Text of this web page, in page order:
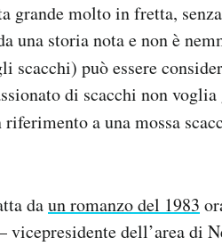
grande molto in fretta,
una storia nota e non è
scacchi) può essere
di scacchi non
a una mossa
daun romanzo del 1983
vicepresidente dell’area di